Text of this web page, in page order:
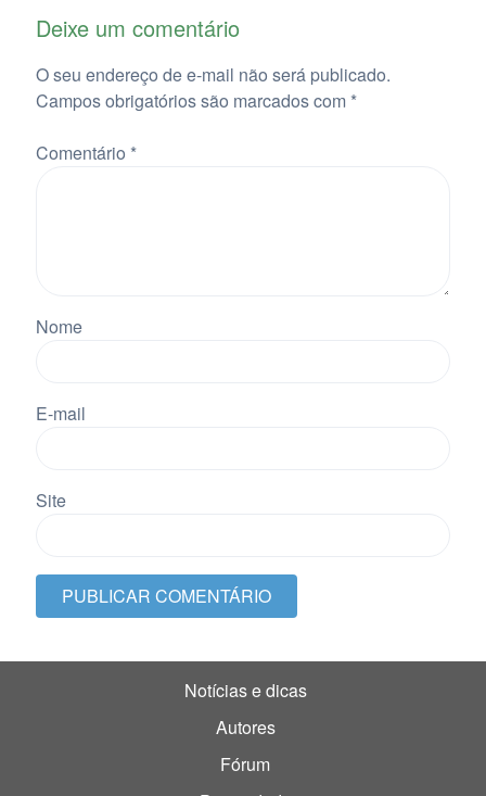
Deixe um comentário
O seu endereço de e-mail não será publicado.
Campos obrigatórios são marcados com *
Comentário *
Nome
E-mail
Site
Notícias e dicas
Autores
Fórum